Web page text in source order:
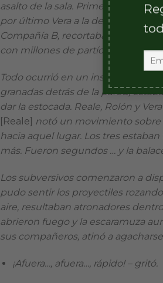
asalto de la sala. Primero, Reale
por último Vera a la derecha. El
Compañía B, recortaba
con millones de partículas de
Todo ocurrió en un instante. Los
granadas detrás de la pared,
dar la estocada. Reale, Rolón y
[Reale]
notó un movimiento sobre
hacia aquel lugar. Los tres
más. Fueron segundos … y la
Los subversivos comenzaron a
pudo sentir los proyectiles
aire, resultaban atronadores
abrieron fuego y la escaramuza
sus compañeros, atinó a
¡Afuera…, afuera…, rápido! – gritó.